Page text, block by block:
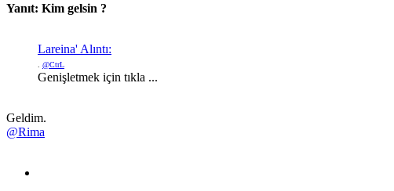
Yanıt: Kim gelsin ?
Lareina' Alıntı:
@CtrL
Genişletmek için tıkla ...
Geldim.
@Rima